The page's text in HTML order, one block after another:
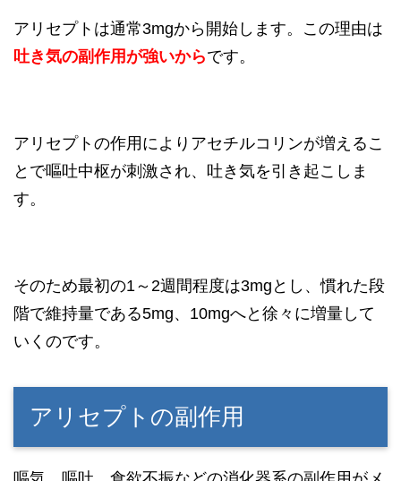
アリセプトは通常3mgから開始します。この理由は
吐き気の副作用が強いからです。
アリセプトの作用によりアセチルコリンが増えるこ
とで嘔吐中枢が刺激され、吐き気を引き起こしま
す。
そのため最初の1～2週間程度は3mgとし、慣れた段
階で維持量である5mg、10mgへと徐々に増量して
いくのです。
アリセプトの副作用